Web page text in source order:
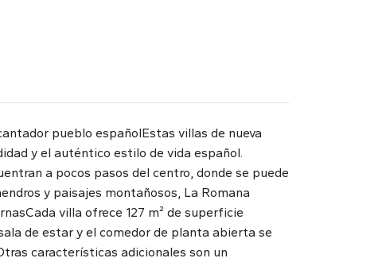
pueblo españolEstas villas de nueva
y el auténtico estilo de vida español.
a pocos pasos del centro, donde se puede
y paisajes montañosos, La Romana
villa ofrece 127 m² de superficie
de estar y el comedor de planta abierta se
características adicionales son un